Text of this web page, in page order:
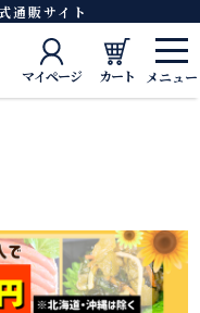
通販サイト
マイページ カート